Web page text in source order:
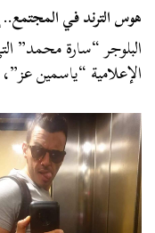
هوس الترند في
البلوجر “سارة محمد”
الإعلامية “ياسمين